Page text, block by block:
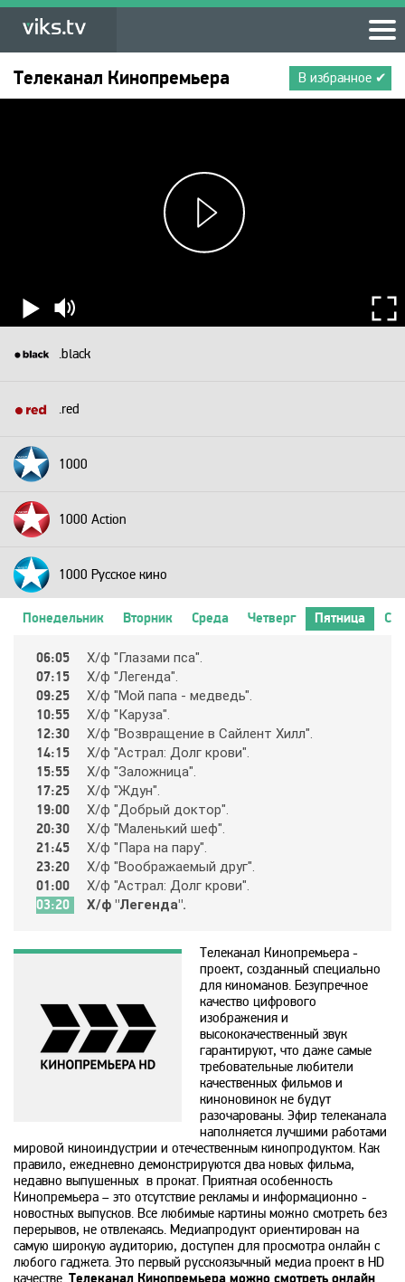
В избранное ✔
Телеканал Кинопремьера
.black
.red
1000
1000 Action
1000 Русское кино
24 Техно
24 Украина
2х2
365
9 канал Израиль
A2
Amedia Hit
Ani
Animal Planet
Понедельник Вторник Среда Четверг Пятница
06:05 Х/ф "Глaзaми пca".
07:15 Х/ф "Лeгeндa".
09:25 Х/ф "Мoй пaпa - мeдвeдь".
10:55 Х/ф "Кapyзa".
12:30 Х/ф "Вoзвpaщeниe в Caйлeнт Хилл".
14:15 Х/ф "Acтpaл: Дoлг кpoви".
15:55 Х/ф "Зaлoжницa".
17:25 Х/ф "Ждyн".
19:00 Х/ф "Дoбpый дoктop".
20:30 Х/ф "Мaлeнький шeф".
21:45 Х/ф "Пapa нa пapy".
23:20 Х/ф "Вooбpaжaeмый дpyг".
01:00 Х/ф "Acтpaл: Дoлг кpoви".
03:20 Х/ф "Лeгeндa".
Телеканал Кинопремьера -
проект, созданный специально
для киноманов. Безупречное
качество цифрового
изображения и
высококачественный звук
гарантируют, что даже самые
требовательные любители
качественных фильмов и
киноновинок не будут
разочарованы. Эфир телеканала
наполняется лучшими работами
мировой киноиндустрии и отечественным кинопродуктом. Как
правило, ежедневно демонстрируются два новых фильма,
недавно выпушенных в прокат. Приятная особенность
Кинопремьера – это отсутствие рекламы и информационно -
новостных выпусков. Все любимые картины можно смотреть без
перерывов, не отвлекаясь. Медиапродукт ориентирован на
самую широкую аудиторию, доступен для просмотра онлайн с
любого гаджета. Это первый русскоязычный медиа проект в HD
качестве.